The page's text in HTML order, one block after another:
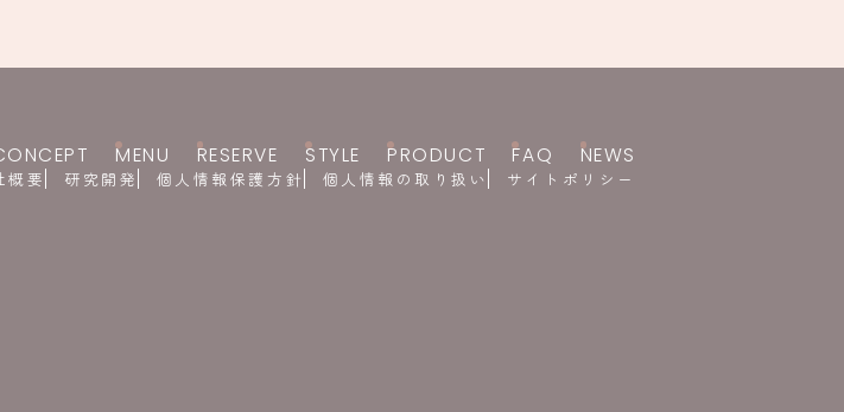
MENU RESERVE STYLE PRODUCT FAQ NEWS
概要 研究開発 個人情報保護方針 個人情報の取り扱い サイトポリシー